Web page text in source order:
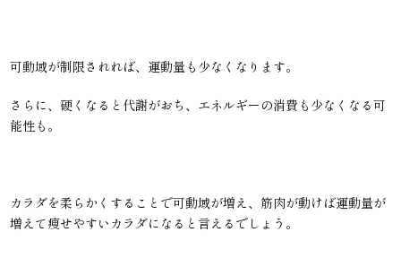
可動域が制限されれば、運動量も少なくなります。
さらに、硬くなると代謝がおち、エネルギーの消費も少なくなる可
能性も。
カラダを柔らかくすることで可動域が増え、筋肉が動けば運動量が
増えて痩せやすいカラダになると言えるでしょう。